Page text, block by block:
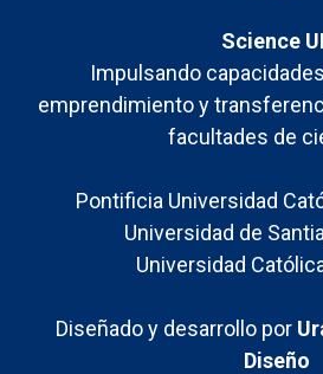
Science
Impulsando
emprendimiento y
facultades de
Pontificia Universidad
Universidad de
Universidad
Diseñado y desarrollo por
Diseño